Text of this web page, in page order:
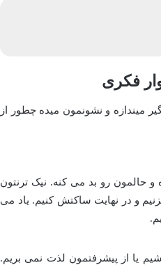
فکری
میندازه و نشونمون میده چطور از
حالمون رو بد می کنه. نیک ترنتون
و در نهایت ساکتش کنیم. یاد می
یا از پیشرفتمون لذت نمی بریم.